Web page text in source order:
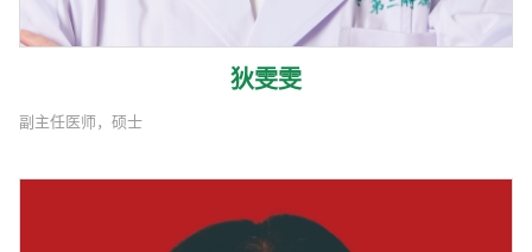
狄雯雯
副主任医师，硕士